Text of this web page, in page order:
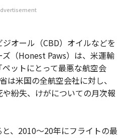
オール（CBD）オイルなどを
（Honest Paws）は、米運輸
ットにとって最悪な航空会
は米国の全航空会社に対し、
紛失、けがについての月次報
、2010～20年にフライトの最